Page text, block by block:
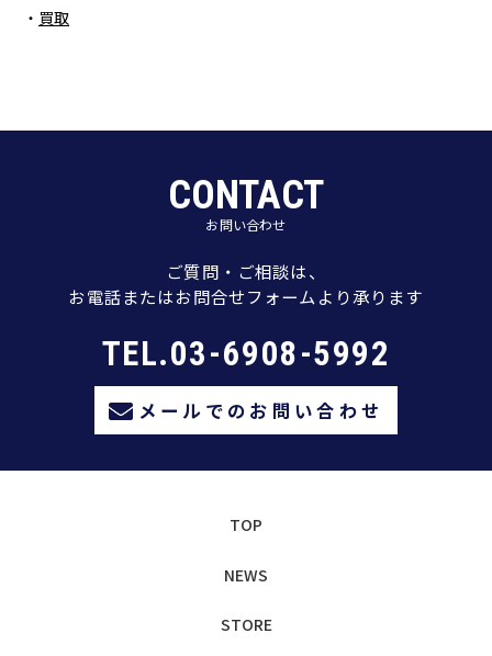
買取
CONTACT
お問い合わせ
ご質問・ご相談は、
お電話またはお問合せフォームより承ります
TEL.03-6908-5992
メールでのお問い合わせ
TOP
NEWS
STORE